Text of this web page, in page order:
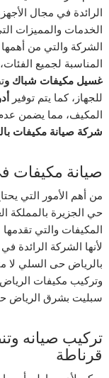
الرائدة في مجال
الخدمات والمميزات
الشركة والتي من أهمها
المناسبة لجميع
غسيل مكيفات شباك و
للجهاز، كما يتم توفير
المكيف، مما يضمن
شركة صيانة مكيفات
صيانة مكيفات
من أهم الأمور التي
حي الجزيرة بالمملكة
المكيفات والتي
لأنها الشركة الرائدة
بالرياض حى السلي لا
وتركيب مكيفات
سبليت بشرق الرياض
تركيب صيانه
قرناطة